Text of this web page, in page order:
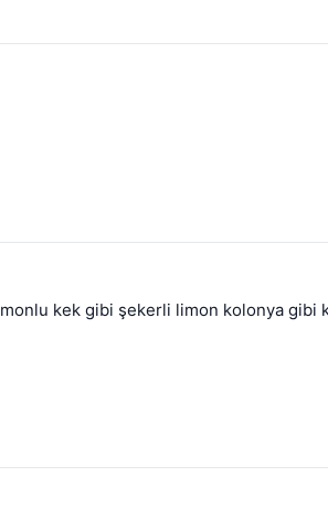
kek gibi şekerli limon kolonya gibi